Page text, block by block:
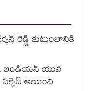
రెడ్డి కుటుంబానికి
ఇండియన్ యువ
సక్సెస్ అయింది